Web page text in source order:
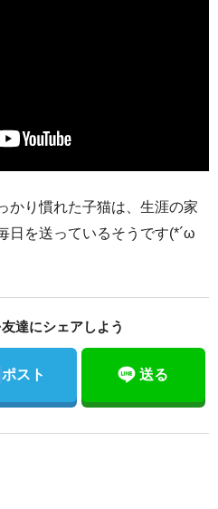
かり慣れた子猫は、生涯の家
日を送っているそうです(*´ω
達にシェアしよう
ポスト 送る